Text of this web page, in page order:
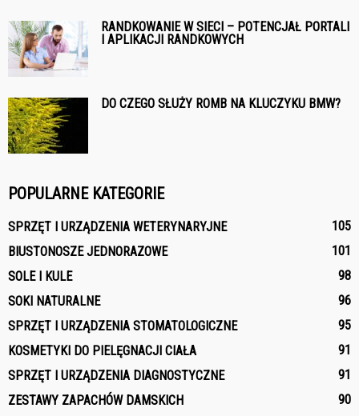
RANDKOWANIE W SIECI – POTENCJAŁ PORTALI
I APLIKACJI RANDKOWYCH
DO CZEGO SŁUŻY ROMB NA KLUCZYKU BMW?
POPULARNE KATEGORIE
SPRZĘT I URZĄDZENIA WETERYNARYJNE
105
BIUSTONOSZE JEDNORAZOWE
101
SOLE I KULE
98
SOKI NATURALNE
96
SPRZĘT I URZĄDZENIA STOMATOLOGICZNE
95
KOSMETYKI DO PIELĘGNACJI CIAŁA
91
SPRZĘT I URZĄDZENIA DIAGNOSTYCZNE
91
ZESTAWY ZAPACHÓW DAMSKICH
90